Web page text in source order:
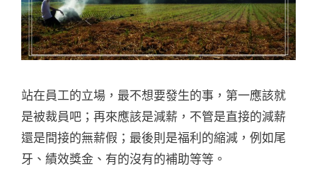
站在員工的立場，最不想要發生的事，第一應該就
是被裁員吧；再來應該是減薪，不管是直接的減薪
還是間接的無薪假；最後則是福利的縮減，例如尾
牙、績效獎金、有的沒有的補助等等。